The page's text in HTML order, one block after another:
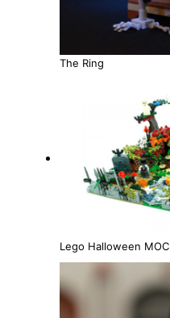
The Ring
Lego Halloween MOC